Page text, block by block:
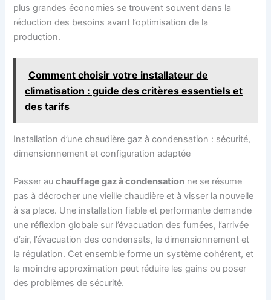
plus grandes économies se trouvent souvent dans la
réduction des besoins avant l’optimisation de la
production.
Comment choisir votre installateur de
climatisation : guide des critères essentiels et
des tarifs
Installation d’une chaudière gaz à condensation : sécurité,
dimensionnement et configuration adaptée
Passer auchauffage gaz à condensation ne se résume
pas à décrocher une vieille chaudière et à visser la nouvelle
à sa place. Une installation fiable et performante demande
une réflexion globale sur l’évacuation des fumées, l’arrivée
d’air, l’évacuation des condensats, le dimensionnement et
la régulation. Cet ensemble forme un système cohérent, et
la moindre approximation peut réduire les gains ou poser
des problèmes de sécurité.